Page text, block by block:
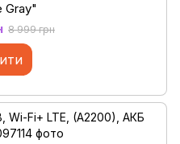
Gray"
8 999 грн